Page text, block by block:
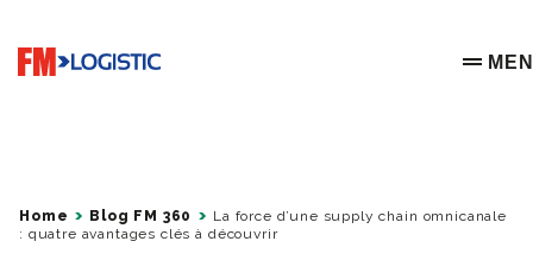
Go to home page
OPEN
Home Blog FM 360
La force d’une supply chain omnicanale
: quatre avantages clés à découvrir